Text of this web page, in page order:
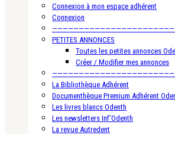
Connexion à mon espace adhérent
Connexion
PETITES ANNONCES
Toutes les petites annonces
Créer / Modifier mes annonces
La Bibliothèque Adhérent
Documenthèque Premium Adhérent
Les livres blancs Odenth
Les newsletters Inf’Odenth
La revue Autredent